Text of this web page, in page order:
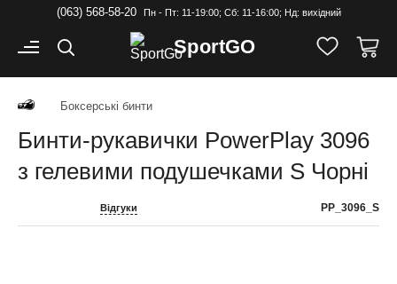
(063) 568-58-20 Пн - Пт: 11-19:00; Cб: 11-16:00; Нд: вихідний
SportGO
Боксерські бинти
Бинти-рукавички PowerPlay 3096
з гелевими подушечками S Чорні
Відгуки PP_3096_S